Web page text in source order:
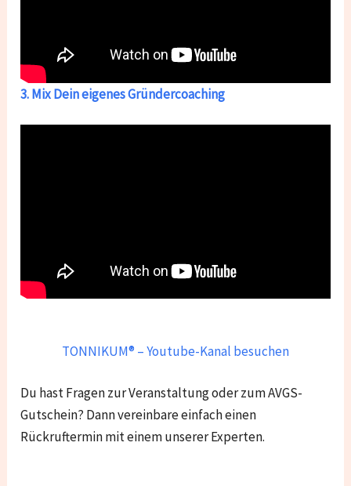
3. Mix Dein eigenes Gründercoaching
TONNIKUM® – Youtube-Kanal besuchen
Du hast Fragen zur Veranstaltung oder zum AVGS-
Gutschein? Dann vereinbare einfach einen
Rückruftermin mit einem unserer Experten.